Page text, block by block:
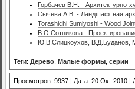
Горбачев В.Н. - Архитектурно-
Сычева А.В. - Ландшафтная
Torashichi Sumiyoshi - Wood
В.О.Сотникова -
Ю.В.Слицкоухов, В.Д.Буданов,
Теги: Дерево Малые формы серии
Просмотров: 9937 | Дата: 20 Окт 2010 |